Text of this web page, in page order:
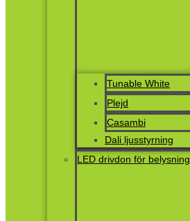
Tunable White
Plejd
Casambi
Dali ljusstyrning
LED drivdon för belysning